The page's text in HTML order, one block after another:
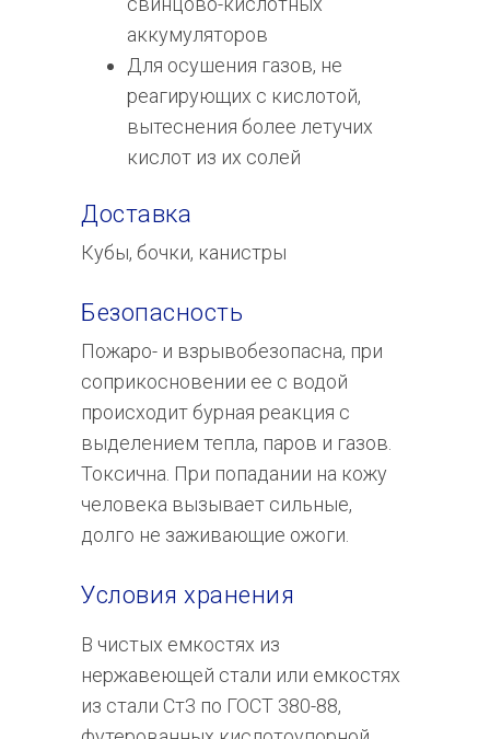
Условия хранения
Пожаро- и взрывобезопасна, при
соприкосновении ее с водой
происходит бурная реакция с
выделением тепла, паров и газов.
Токсична. При попадании на кожу
человека вызывает сильные,
долго не заживающие ожоги.
Безопасность
Доставка
Кубы, бочки, канистры
аккумуляторов
Для осушения газов, не
реагирующих с кислотой,
вытеснения более летучих
кислот из их солей
В чистых емкостях из
нержавеющей стали или емкостях
из стали Ст3 по ГОСТ 380-88,
© 2013-2025 Группа компаний РХС.
Политика конфиденциальности